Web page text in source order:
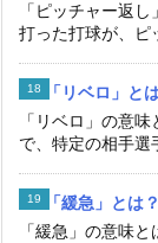
「ピッチャー返
打った打球が、ピ
「リベロ」と
「リベロ」の意
で、特定の相手選
「緩急」とは
「緩急」の意味